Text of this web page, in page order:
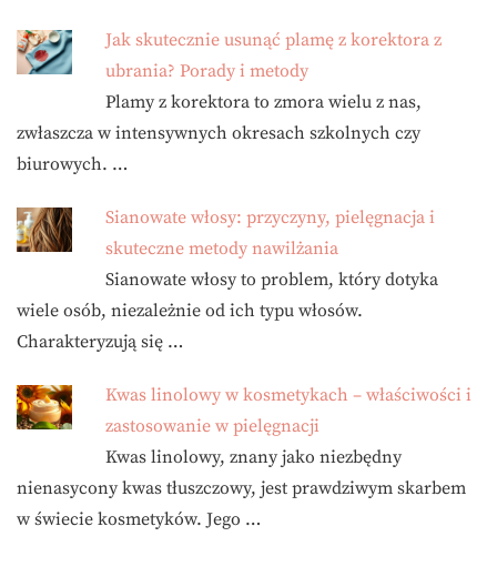
Jak skutecznie usunąć plamę z korektora z
ubrania? Porady i metody
Plamy z korektora to zmora wielu z nas,
zwłaszcza w intensywnych okresach szkolnych czy
biurowych. …
Sianowate włosy: przyczyny, pielęgnacja i
skuteczne metody nawilżania
Sianowate włosy to problem, który dotyka
wiele osób, niezależnie od ich typu włosów.
Charakteryzują się …
Kwas linolowy w kosmetykach – właściwości i
zastosowanie w pielęgnacji
Kwas linolowy, znany jako niezbędny
nienasycony kwas tłuszczowy, jest prawdziwym skarbem
w świecie kosmetyków. Jego …